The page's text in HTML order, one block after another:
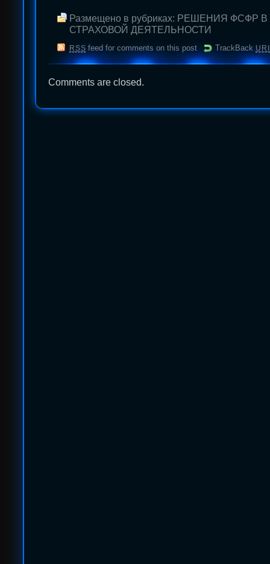
Размещено в рубриках: РЕШЕНИЯ ФСФР В
СТРАХОВОЙ ДЕЯТЕЛЬНОСТИ
RSS feed for comments on this post TrackBack URI
Comments are closed.